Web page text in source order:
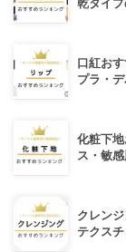
乾タイ
口紅お
プラ・
化粧下
ス・敏
クレン
テクス